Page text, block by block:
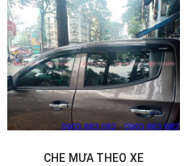
CHE MƯA THEO XE